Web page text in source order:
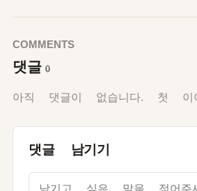
COMMENTS
댓글 0
아직 댓글이 없습니다. 첫 이
댓글 남기기